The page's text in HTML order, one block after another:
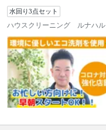
水回り3点セット
ハウスクリーニング ルナハル